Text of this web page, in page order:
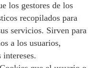
los gestores de los
recopilados para
servicios. Sirven para
a los usuarios,
intereses.